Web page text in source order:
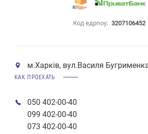
Модель (А - Я)
Код едрпоу: 3207106452
м.Харків, вул.Василя
КАК ПРОЕХАТЬ
050 402-00-40
099 402-00-40
073 402-00-40